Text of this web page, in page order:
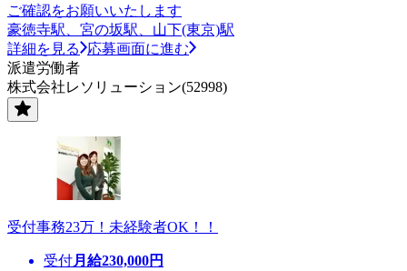
ご確認をお願いいたします
豪徳寺駅、宮の坂駅、山下(東京)駅
詳細を見る
応募画面に進む
派遣労働者
株式会社レソリューション(52998)
受付事務23万！未経験者OK！！
受付月給230,000円